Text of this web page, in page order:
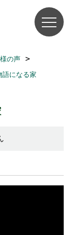
の声
語になる家